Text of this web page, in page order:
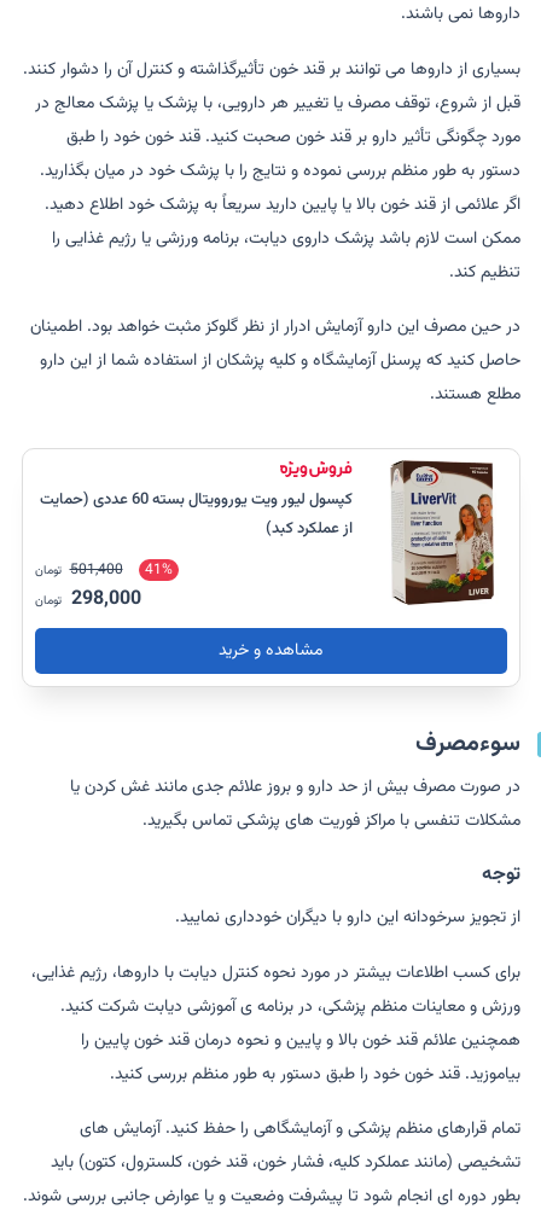
داروها نمی باشند.
بسیاری از داروها می توانند بر قند خون تأثیرگذاشته و کنترل آن را دشوار کنند.
قبل از شروع، توقف مصرف یا تغییر هر دارویی، با پزشک یا پزشک معالج در
مورد چگونگی تأثیر دارو بر قند خون صحبت کنید. قند خون خود را طبق
دستور به طور منظم بررسی نموده و نتایج را با پزشک خود در میان بگذارید.
اگر علائمی از قند خون بالا یا پایین دارید سریعاً به پزشک خود اطلاع دهید.
ممکن است لازم باشد پزشک داروی دیابت، برنامه ورزشی یا رژیم غذایی را
تنظیم کند.
در حین مصرف این دارو آزمایش ادرار از نظر گلوکز مثبت خواهد بود. اطمینان
حاصل کنید که پرسنل آزمایشگاه و کلیه پزشکان از استفاده شما از این دارو
مطلع هستند.
کپسول لیور ویت یوروویتال بسته 60 عددی (حمایت
از عملکرد کبد)
41%
501,400 تومان
298,000 تومان
مشاهده و خرید
سوءمصرف
در صورت مصرف بیش از حد دارو و بروز علائم جدی مانند غش کردن یا
مشکلات تنفسی با مراکز فوریت های پزشکی تماس بگیرید.
توجه
از تجویز سرخودانه این دارو با دیگران خودداری نمایید.
برای کسب اطلاعات بیشتر در مورد نحوه کنترل دیابت با داروها، رژیم غذایی،
ورزش و معاینات منظم پزشکی، در برنامه ی آموزشی دیابت شرکت کنید.
همچنین علائم قند خون بالا و پایین و نحوه درمان قند خون پایین را
بیاموزید. قند خون خود را طبق دستور به طور منظم بررسی کنید.
تمام قرارهای منظم پزشکی و آزمایشگاهی را حفظ کنید. آزمایش های
تشخیصی (مانند عملکرد کلیه، فشار خون، قند خون، کلسترول، کتون) باید
بطور دوره ای انجام شود تا پیشرفت وضعیت و یا عوارض جانبی بررسی شوند.